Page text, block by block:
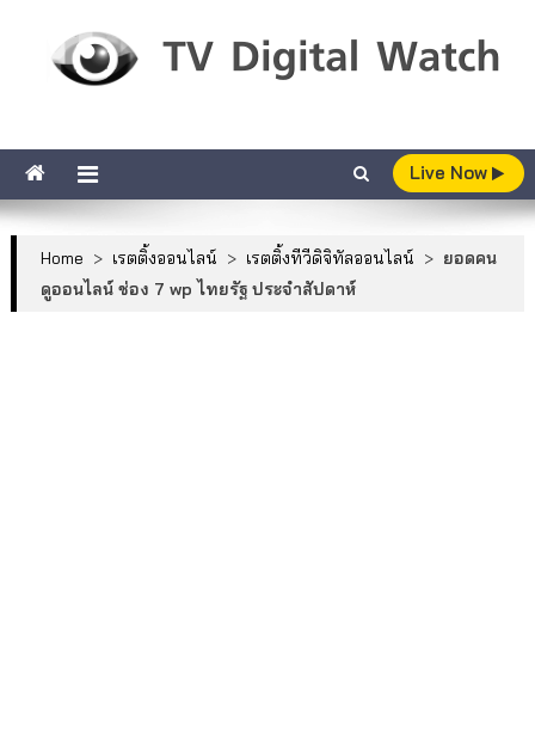
Live Now
Home > เรตติ้งออนไลน์ > เรตติ้งทีวีดิจิทัลออนไลน์ > ยอดคน
ดูออนไลน์ ช่อง 7 wp ไทยรัฐ ประจำสัปดาห์